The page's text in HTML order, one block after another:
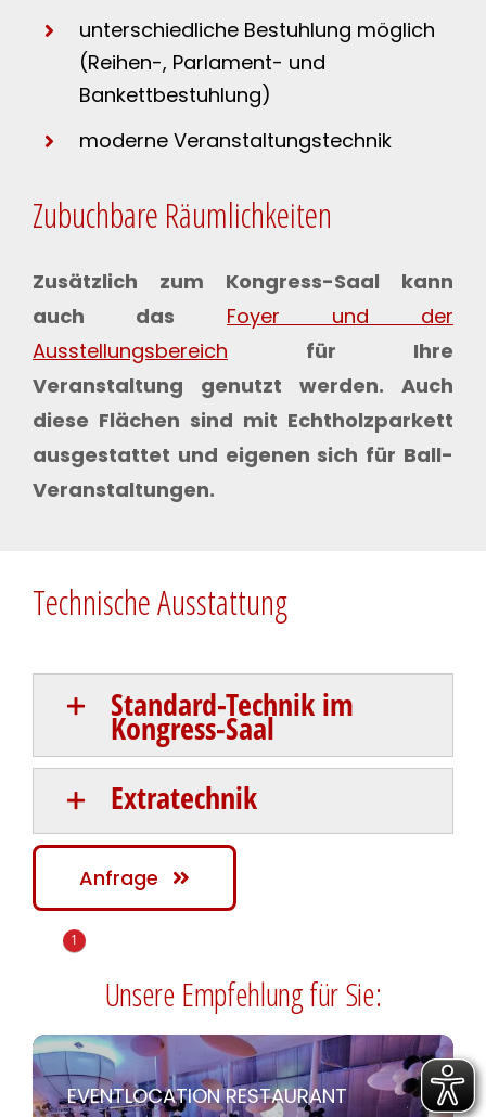
unterschiedliche Bestuhlung möglich
(Reihen-, Parlament- und
Bankettbestuhlung)
moderne Veranstaltungstechnik
Zubuchbare Räumlichkeiten
Zusätzlich zum Kongress-Saal kann
auch das
Foyer und der
Ausstellungsbereich
für Ihre
Veranstaltung genutzt werden. Auch
diese Flächen sind mit Echtholzparkett
ausgestattet und eigenen sich für Ball-
Veranstaltungen.
Technische Ausstattung
Standard-Technik im
Kongress-Saal
Extratechnik
Anfrage
Unsere Empfehlung für Sie:
EVENTLOCATION RESTAURANT
1